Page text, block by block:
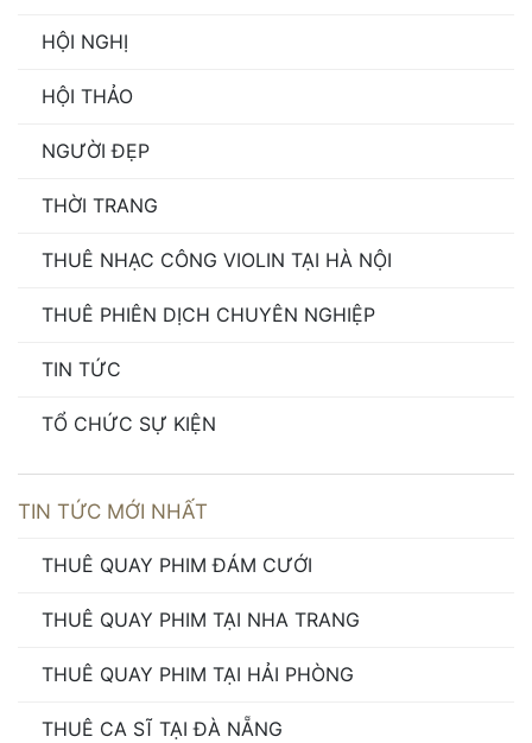
HỘI NGHỊ
HỘI THẢO
NGƯỜI ĐẸP
THỜI TRANG
THUÊ NHẠC CÔNG VIOLIN TẠI HÀ NỘI
THUÊ PHIÊN DỊCH CHUYÊN NGHIỆP
TIN TỨC
TỔ CHỨC SỰ KIỆN
TIN TỨC MỚI NHẤT
THUÊ QUAY PHIM ĐÁM CƯỚI
THUÊ QUAY PHIM TẠI NHA TRANG
THUÊ QUAY PHIM TẠI HẢI PHÒNG
THUÊ CA SĨ TẠI ĐÀ NẴNG